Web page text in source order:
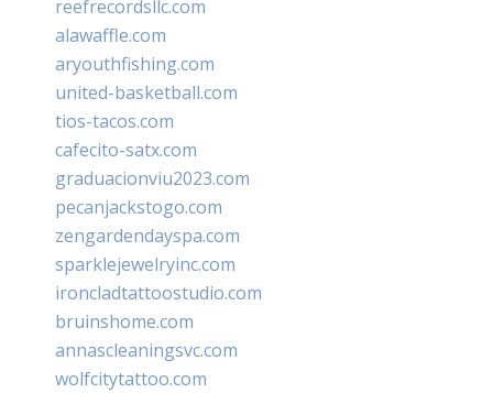
reefrecordsllc.com
alawaffle.com
aryouthfishing.com
united-basketball.com
tios-tacos.com
cafecito-satx.com
graduacionviu2023.com
pecanjackstogo.com
zengardendayspa.com
sparklejewelryinc.com
ironcladtattoostudio.com
bruinshome.com
annascleaningsvc.com
wolfcitytattoo.com